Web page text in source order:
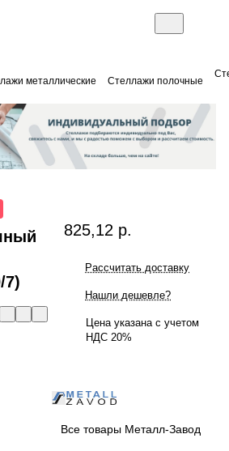
металлические Стеллажи полочные
7)
825,12 р.
Рассчитать доставку
Нашли дешевле?
Цена указана с учетом
НДС 20%
Все товары Металл-Завод